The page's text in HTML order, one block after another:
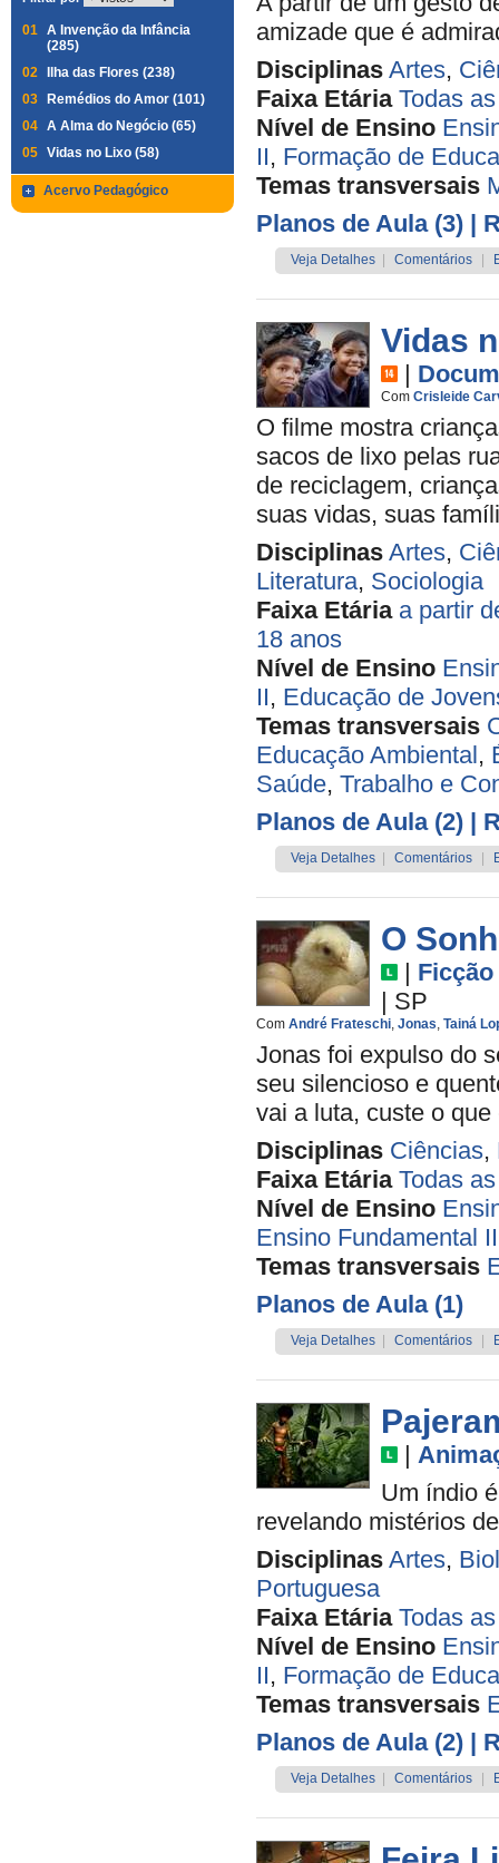
01 A Invenção da Infância
(285)
02
Ilha das Flores (238)
03
Remédios do Amor (101)
04 A Alma do Negócio (65)
05 Vidas no Lixo (58)
Acervo Pedagógico
amizade que é
Disciplinas Artes,
Faixa Etária Todas
Nível de Ensino
II, Formação de
Temas transversais
Planos de Aula (3) |
Veja Detalhes Comentários
Vidas
|
Com Crisleide
O filme mostra
sacos de lixo pelas
de reciclagem,
suas vidas, suas
Disciplinas Artes,
Literatura, Sociologia
Faixa Etária a partir
18 anos
Nível de Ensino
II, Educação de
Temas transversais
Educação Ambiental,
Saúde, Trabalho e
Planos de Aula (2) |
Veja Detalhes Comentários
O
| Ficção
| SP
Com André Frateschi, Jonas, Tainá
Jonas foi expulso do
seu silencioso e
vai a luta, custe o que
Disciplinas Ciências,
Faixa Etária Todas
Nível de Ensino
Ensino Fundamental II
Temas transversais
Planos de Aula (1)
Veja Detalhes Comentários
|
Um índio
revelando mistérios
Disciplinas Artes,
Portuguesa
Faixa Etária Todas
Nível de Ensino
II, Formação de
Temas transversais
Planos de Aula (2) |
Veja Detalhes Comentários